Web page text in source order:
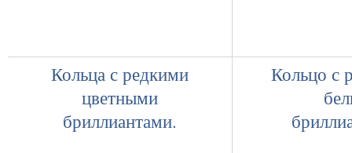
Кольца с редкими
цветными
бриллиантами.
Кольцо с